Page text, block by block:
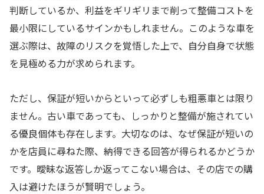
判断しているか、利益をギリギリまで削って整備コストを
最小限にしているサインかもしれません。このような車を
選ぶ際は、故障のリスクを覚悟した上で、自分自身で状態
を見極める力が求められます。
ただし、保証が短いからといって必ずしも粗悪車とは限り
ません。古い車であっても、しっかりと整備が施されてい
る優良個体も存在します。大切なのは、なぜ保証が短いの
かを店員に尋ねた際、納得できる回答が得られるかどうか
です。曖昧な返答しか返ってこない場合は、その店での購
入は避けたほうが賢明でしょう。